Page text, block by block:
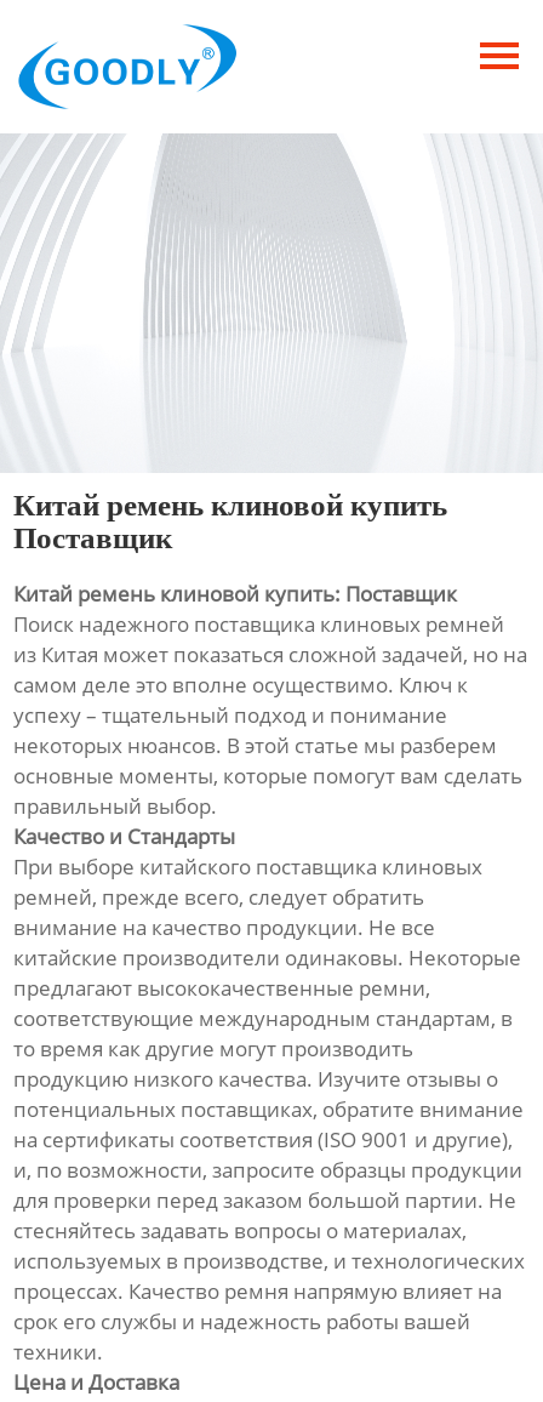
Продукция
ОТРАСЛИ
Категория
Новости
Контакты
Китай ремень клиновой купить
Поставщик
Китай ремень клиновой купить: Поставщик
Поиск надежного поставщика клиновых ремней
из Китая может показаться сложной задачей, но на
самом деле это вполне осуществимо. Ключ к
успеху – тщательный подход и понимание
некоторых нюансов. В этой статье мы разберем
основные моменты, которые помогут вам сделать
правильный выбор.
Качество и Стандарты
При выборе китайского поставщика клиновых
ремней, прежде всего, следует обратить
внимание на качество продукции. Не все
китайские производители одинаковы. Некоторые
предлагают высококачественные ремни,
соответствующие международным стандартам, в
то время как другие могут производить
продукцию низкого качества. Изучите отзывы о
потенциальных поставщиках, обратите внимание
на сертификаты соответствия (ISO 9001 и другие),
и, по возможности, запросите образцы продукции
для проверки перед заказом большой партии. Не
стесняйтесь задавать вопросы о материалах,
используемых в производстве, и технологических
процессах. Качество ремня напрямую влияет на
срок его службы и надежность работы вашей
техники.
Цена и Доставка